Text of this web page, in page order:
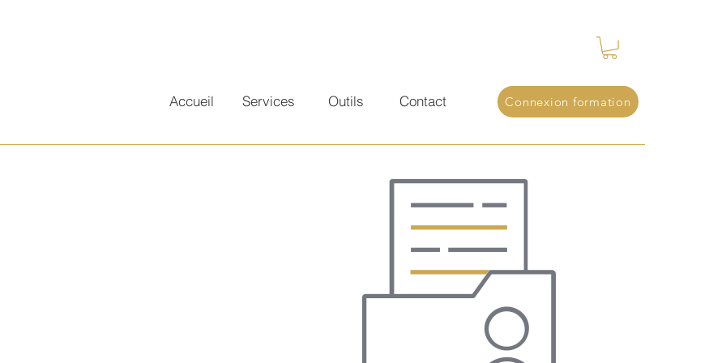
Accueil Services Outils Contact Connexion formation